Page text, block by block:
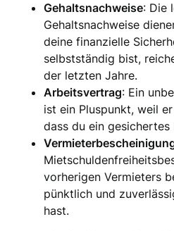
Gehaltsnachweise: Die
Gehaltsnachweise
deine finanzielle
selbstständig bist,
der letzten Jahre.
Arbeitsvertrag: Ein
ist ein Pluspunkt, weil
dass du ein gesichertes
vorherigen Vermieters
pünktlich und
hast.